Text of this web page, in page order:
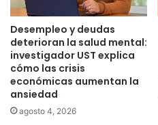
Desempleo y deudas
deterioran la salud mental:
investigador UST explica
cómo las crisis
económicas aumentan la
ansiedad
agosto 4, 2026